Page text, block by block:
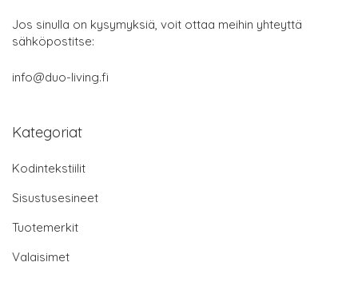
Jos sinulla on kysymyksiä, voit ottaa meihin yhteyttä
sähköpostitse:
info@duo-living.fi
Kategoriat
Kodintekstiilit
Sisustusesineet
Tuotemerkit
Valaisimet